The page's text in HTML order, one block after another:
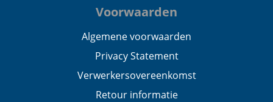
Voorwaarden
Algemene voorwaarden
Privacy Statement
Verwerkersovereenkomst
Retour informatie